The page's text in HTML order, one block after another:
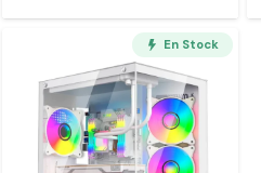
En Stock